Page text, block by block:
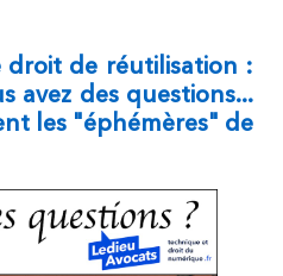
droit de réutilisation :
avez des questions...
les "éphémères" de